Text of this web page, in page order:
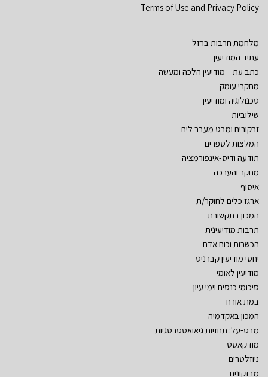
Terms of Use and Privacy Policy
מלחמת חרבות ברזל
עתיד המודיעין
כתב עת – מודיעין הלכה ומעשה
מחקרי עומק
טכנולוגיה ומודיעין
שילוביות
זרקורים ומבט מעבר לים
המלצות לספרים
תודעה ודיס-אינפורמציה
מחקר והערכה
איסוף
ארגז כלים לחוקר/ת
המכון בתקשורת
תרבות מודיעינית
הכשרות וכוח אדם
יחסי מודיעין קברניט
מודיעין לאומי
סיכומי כנסים וימי עיון
במת אורח
המכון באקדמיה
מבט-על: תחזיות גיאואסטרטגיות
מודקאסט
ניוזלטרים
מבזקונים